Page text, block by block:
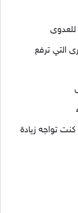
التي ترفع
كنت تواجه زيادة